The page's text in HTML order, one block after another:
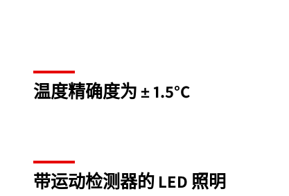
温度精确度为 ± 1.5°C
带运动检测器的 LED 照明